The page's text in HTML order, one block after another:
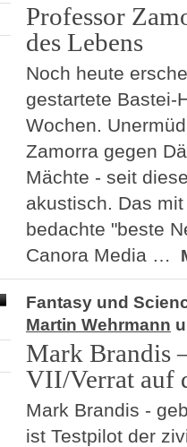
Professor
des Lebens
Noch heute
gestartete Bastei-
Wochen.
Zamorra gegen
Mächte - seit
akustisch. Das
bedachte "beste
Canora Media …
Fantasy und
Martin Wehrmann
Mark Brandis
VII/Verrat auf
Mark Brandis -
ist Testpilot der